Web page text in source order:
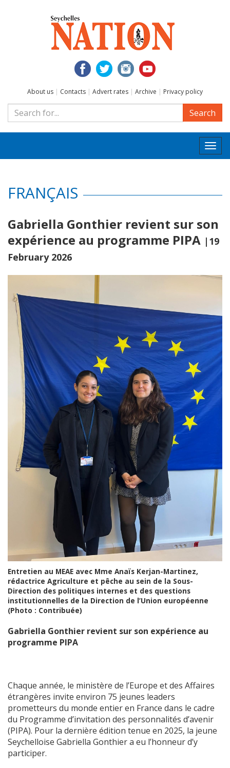
About us | Contacts | Advert rates | Archive | Privacy policy
Search
FRANÇAIS
Gabriella Gonthier revient sur son
expérience au programme PIPA |19
February 2026
Entretien au MEAE avec Mme Anaïs Kerjan-Martinez,
rédactrice Agriculture et pêche au sein de la Sous-
Direction des politiques internes et des questions
institutionnelles de la Direction de l’Union européenne
(Photo : Contribuée)
Gabriella Gonthier revient sur son expérience au
programme PIPA
Chaque année, le ministère de l’Europe et des Affaires
étrangères invite environ 75 jeunes leaders
prometteurs du monde entier en France dans le cadre
du Programme d’invitation des personnalités d’avenir
(PIPA). Pour la dernière édition tenue en 2025, la jeune
Seychelloise Gabriella Gonthier a eu l’honneur d’y
participer.